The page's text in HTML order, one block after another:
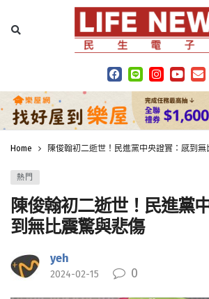
Home 陳俊翰初二逝世！民進黨中央證實：感到無
熱門
陳俊翰初二逝世！民進黨
到無比震驚與悲傷
yeh
2024-02-15 0